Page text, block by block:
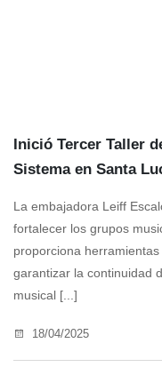
Inició Tercer Taller
Sistema en Santa
La embajadora Leiff
fortalecer los grupos
proporciona
garantizar la continuidad
musical [...]
18/04/2025